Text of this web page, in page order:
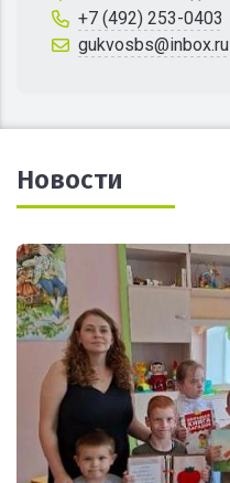
+7 (492) 253-0403
gukvosbs@inbox.ru
Новости